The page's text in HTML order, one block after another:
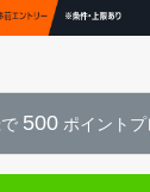
500 ポイントプ